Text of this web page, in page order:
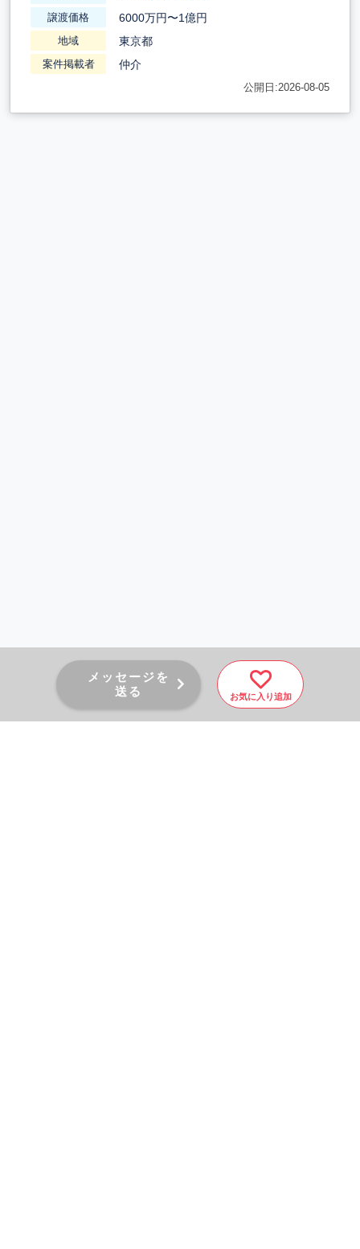
メッセージを
送る
お気に入り追加
譲渡価格 6000万円〜1億円
地域 東京都
案件掲載者 仲介
公開日:2026-08-05